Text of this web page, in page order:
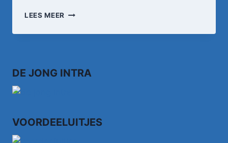
LEES MEER ACCORDION
MIX
DE JONG INTRA
VOORDEELUITJES